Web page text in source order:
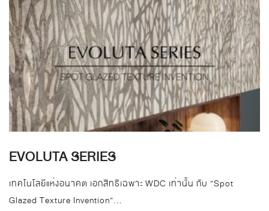
EVOLUTA SERIES
เทคโนโลยีแห่งอนาคต เอกสิทธิเฉพาะ WDC เท่านั้น กับ ”Spot
Glazed Texture Invention”…